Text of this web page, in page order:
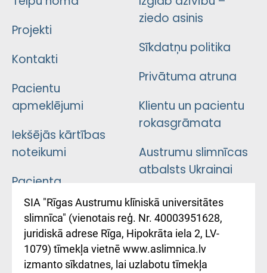
Projekti
Kontakti
Pacientu
apmeklējumi
Iekšējās kārtības
noteikumi
Pacienta
atsauksmju/sūdzību
iesniegšanas
kārtība
Kā pie mums nokļūt
ziedo asinis
Sīkdatņu politika
Privātuma atruna
Klientu un pacientu
rokasgrāmata
Austrumu slimnīcas
atbalsts Ukrainai
Підтримка Східної
лікарні та співпраця з
Україною
SIA "Rīgas Austrumu klīniskā universitātes
slimnīca" (vienotais reģ. Nr. 40003951628,
juridiskā adrese Rīga, Hipokrāta iela 2, LV-
1079) tīmekļa vietnē www.aslimnica.lv
izmanto sīkdatnes, lai uzlabotu tīmekļa